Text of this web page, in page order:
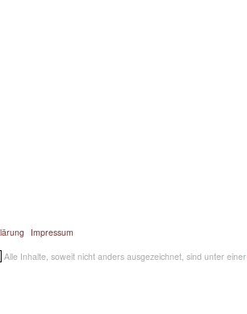
Impressum
Alle Inhalte, soweit nicht anders ausgezeichnet, sind unter einer